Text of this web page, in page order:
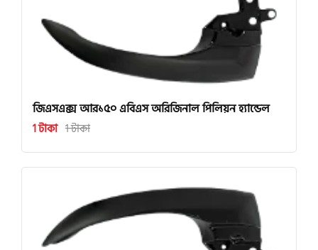
জিএসএক্স আর১৫০ এবিএস অরিজিনাল পিলিয়ন হ্যান্ডেল
1 টাকা 1 টাকা